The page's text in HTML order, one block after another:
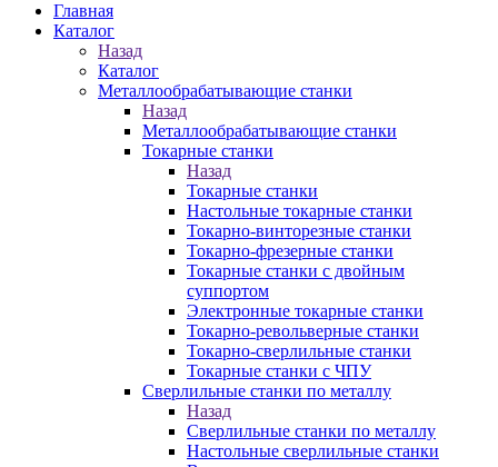
Главная
Каталог
Назад
Каталог
Металлообрабатывающие станки
Назад
Металлообрабатывающие станки
Токарные станки
Назад
Токарные станки
Настольные токарные станки
Токарно-винторезные станки
Токарно-фрезерные станки
Токарные станки с двойным
суппортом
Электронные токарные станки
Токарно-револьверные станки
Токарно-сверлильные станки
Токарные станки с ЧПУ
Сверлильные станки по металлу
Назад
Сверлильные станки по металлу
Настольные сверлильные станки